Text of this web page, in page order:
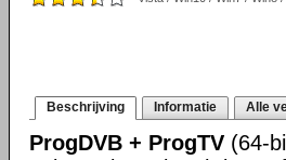
Beschrijving Informatie Alle
ProgDVB + ProgTV (64-